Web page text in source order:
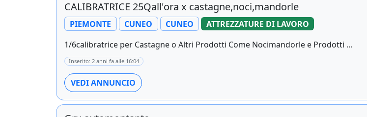
CALIBRATRICE 25Qall'ora x castagne,noci,mandorle
PIEMONTE CUNEO CUNEO
ATTREZZATURE DI LAVORO
1/6calibratrice per Castagne o Altri Prodotti Come Nocimandorle e Prodotti ...
Inserito: 2 anni fa alle 16:04
VEDI ANNUNCIO